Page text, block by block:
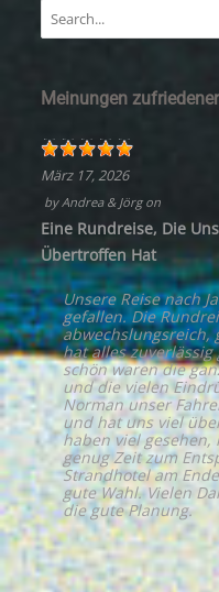
Meinungen
März 17, 2026
byAndrea & Jörgon
Eine Rundreise, Die
Übertroffen Hat
Unsere Reise nach
gefallen. Die
abwechslungsreich,
hat alles
schön waren die
und die vielen
Norman unser
und hat uns viel
haben viel
genug Zeit zum
Strandhotel am
gute Wahl. Vielen
die gute Planung.